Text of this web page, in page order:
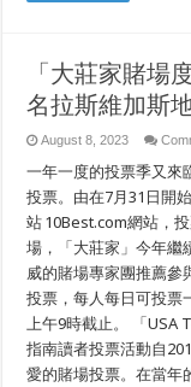
「大莊家賭場
名拉斯維加斯
August 8, 2023
一年一度的投票季又來
投票。由在7月31日開
站 10Best.com網站，
場，「大莊家」今年繼
威的賭場專家團推薦參
投票，每人每日可投票
上午9時截止。 「USA
指南讀者投票活動自
愛的賭場投票。在當年